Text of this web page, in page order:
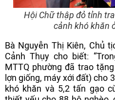
Hội Chữ thập đỏ tỉnh
cảnh khó khăn
Bà Nguyễn Thị Kiên, Chủ
Cảnh Thụy cho biết:
MTTQ phường đã trao
lợn giống, máy xới đất) cho
khó khăn và 5,2 tấn gạo